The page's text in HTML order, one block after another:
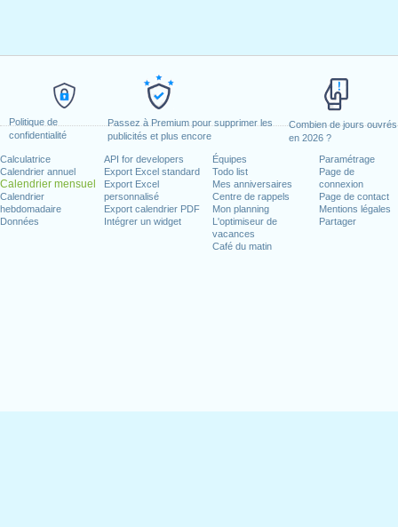
Politique de
confidentialité
Passez à Premium pour supprimer les
publicités et plus encore
Combien de jours ouvrés
en 2026 ?
Calculatrice
Calendrier annuel
Calendrier mensuel
Calendrier
hebdomadaire
Données
API for developers
Export Excel standard
Export Excel
personnalisé
Export calendrier PDF
Intégrer un widget
Équipes
Todo list
Mes anniversaires
Centre de rappels
Mon planning
L'optimiseur de
vacances
Café du matin
Paramétrage
Page de
connexion
Page de contact
Mentions légales
Partager